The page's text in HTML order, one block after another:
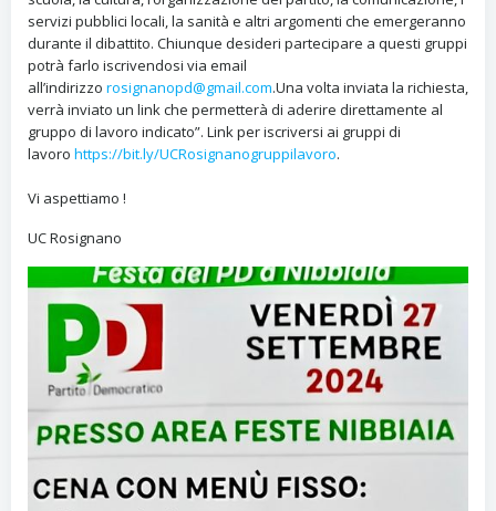
servizi pubblici locali, la sanità e altri argomenti che emergeranno
durante il dibattito. Chiunque desideri partecipare a questi gruppi
potrà farlo iscrivendosi via email
all’indirizzo rosignanopd@gmail.com.Una volta inviata la richiesta,
verrà inviato un link che permetterà di aderire direttamente al
gruppo di lavoro indicato”. Link per iscriversi ai gruppi di
lavoro https://bit.ly/UCRosignanogruppilavoro.
Vi aspettiamo !
UC Rosignano